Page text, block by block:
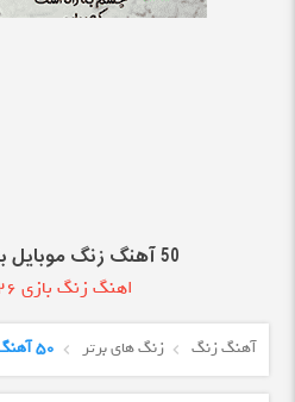
50 آهنگ زنگ موبایل بازی ۱۴۰۵ و 2026
اهنگ زنگ بازی 2026 و 1405
آهنگ زنگ زنگ های برتر 50 آهنگ زنگ موبایل بازی